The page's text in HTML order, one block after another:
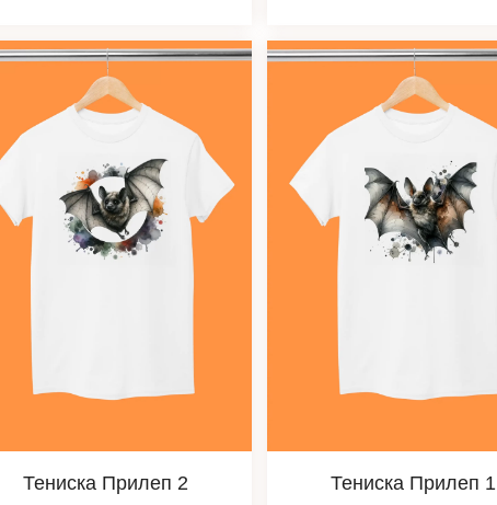
Тениска Прилеп 2 Тениска Прилеп 1